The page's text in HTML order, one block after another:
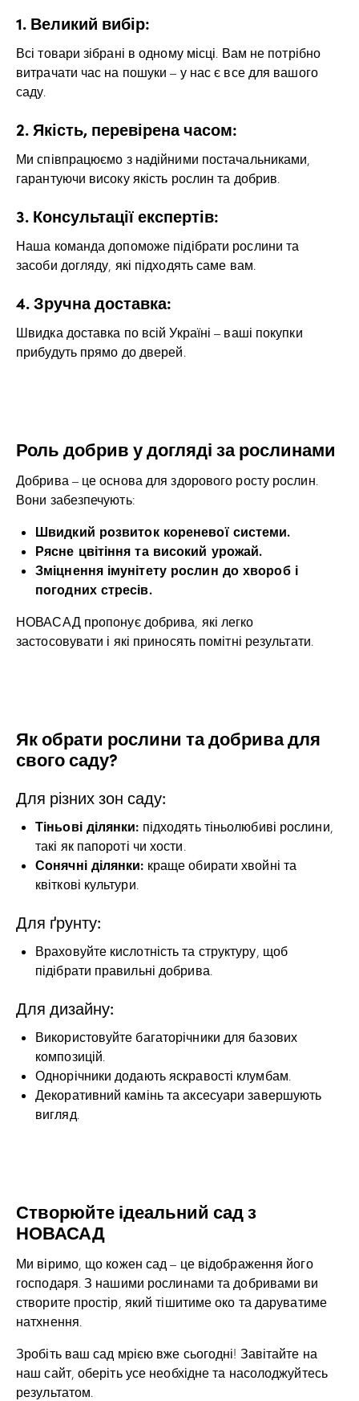
1. Великий вибір:
Всі товари зібрані в одному місці. Вам не потрібно
витрачати час на пошуки – у нас є все для вашого
саду.
2. Якість, перевірена часом:
Ми співпрацюємо з надійними постачальниками,
гарантуючи високу якість рослин та добрив.
3. Консультації експертів:
Наша команда допоможе підібрати рослини та
засоби догляду, які підходять саме вам.
4. Зручна доставка:
Швидка доставка по всій Україні – ваші покупки
прибудуть прямо до дверей.
Роль добрив у догляді за рослинами
Добрива – це основа для здорового росту рослин.
Вони забезпечують:
Швидкий розвиток кореневої системи.
Рясне цвітіння та високий урожай.
Зміцнення імунітету рослин до хвороб і
погодних стресів.
НОВАСАД пропонує добрива, які легко
застосовувати і які приносять помітні результати.
Як обрати рослини та добрива для
свого саду?
Для різних зон саду:
Тіньові ділянки: підходять тіньолюбиві рослини,
такі як папороті чи хости.
Сонячні ділянки: краще обирати хвойні та
квіткові культури.
Для ґрунту:
Враховуйте кислотність та структуру, щоб
підібрати правильні добрива.
Для дизайну:
Використовуйте багаторічники для базових
композицій.
Однорічники додають яскравості клумбам.
Декоративний камінь та аксесуари завершують
вигляд.
Створюйте ідеальний сад з
НОВАСАД
Ми віримо, що кожен сад – це відображення його
господаря. З нашими рослинами та добривами ви
створите простір, який тішитиме око та даруватиме
натхнення.
Зробіть ваш сад мрією вже сьогодні! Завітайте на
наш сайт, оберіть усе необхідне та насолоджуйтесь
результатом.